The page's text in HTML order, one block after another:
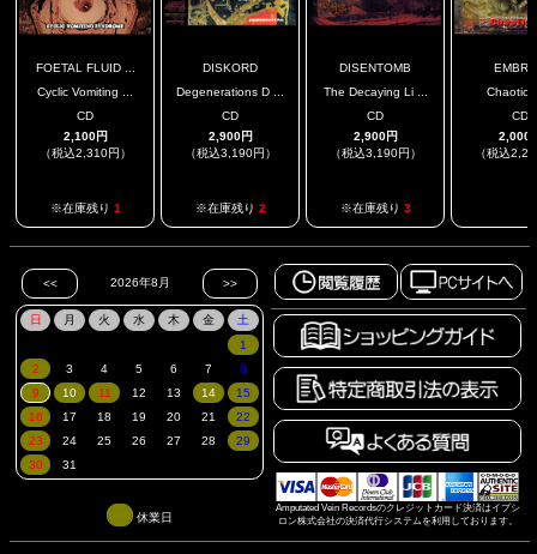
FOETAL FLUID ...
Cyclic Vomiting ...
CD
2,100円
（税込2,310円）
※在庫残り 1
DISKORD
Degenerations D ...
CD
2,900円
（税込3,190円）
※在庫残り 2
DISENTOMB
The Decaying Li ...
CD
2,900円
（税込3,190円）
※在庫残り 3
Chaotic
CD
2,000
（税込
Amputated Vein Recordsのクレジットカード決済はイプシ
ロン株式会社の決済代行システムを利用しております。
休業日